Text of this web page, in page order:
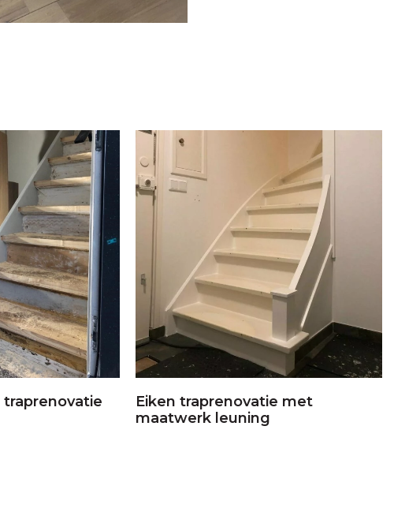
traprenovatie
Eiken traprenovatie met
maatwerk leuning